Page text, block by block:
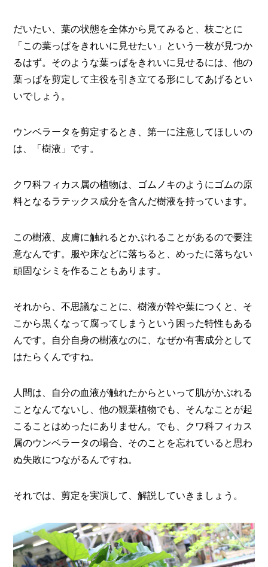
だいたい、葉の状態を全体から見てみると、枝ごとに
「この葉っぱをきれいに見せたい」という一枚が見つか
るはず。そのような葉っぱをきれいに見せるには、他の
葉っぱを剪定して主役を引き立てる形にしてあげるとい
いでしょう。
ウンベラータを剪定するとき、第一に注意してほしいの
は、「樹液」です。
クワ科フィカス属の植物は、ゴムノキのようにゴムの原
料となるラテックス成分を含んだ樹液を持っています。
この樹液、皮膚に触れるとかぶれることがあるので要注
意なんです。服や床などに落ちると、めったに落ちない
頑固なシミを作ることもあります。
それから、不思議なことに、樹液が幹や葉につくと、そ
こから黒くなって腐ってしまうという困った特性もある
んです。自分自身の樹液なのに、なぜか有害成分として
はたらくんですね。
人間は、自分の血液が触れたからといって肌がかぶれる
ことなんてないし、他の観葉植物でも、そんなことが起
こることはめったにありません。でも、クワ科フィカス
属のウンベラータの場合、そのことを忘れていると思わ
ぬ失敗につながるんですね。
それでは、剪定を実演して、解説していきましょう。